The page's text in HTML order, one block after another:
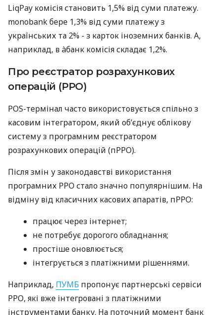
LiqPay комісія становить 1,5% від суми платежу.
monobank бере 1,3% від суми платежу з
українських та 2% - з карток іноземних банків. А,
наприклад, в àбанк комісія складає 1,2%.
Про реєстратор розрахункових
операцій (РРО)
POS-термінал часто використовується спільно з
касовим інтегратором, який об’єднує облікову
систему з програмним реєстратором
розрахункових операцій (пРРО).
Після змін у законодавстві використання
програмних РРО стало значно популярнішим. На
відміну від класичних касових апаратів, пРРО:
працює через інтернет;
не потребує дорогого обладнання;
простіше оновлюється;
інтегрується з платіжними рішеннями.
Наприклад, ПУМБ пропонує партнерські сервіси
РРО, які вже інтегровані з платіжними
інструментами банку. На поточний момент банк